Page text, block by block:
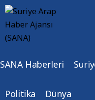
SANA Haberleri
Politika Dünya